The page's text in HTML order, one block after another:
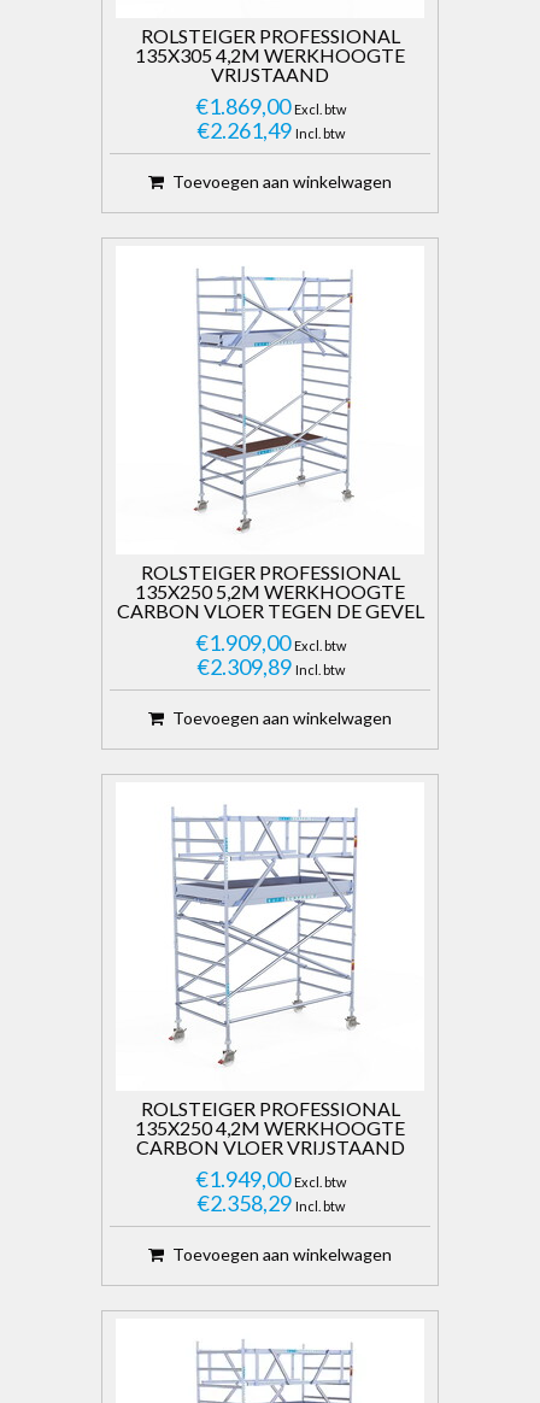
ROLSTEIGER PROFESSIONAL
135X305 4,2M WERKHOOGTE
VRIJSTAAND
€1.869,00 Excl. btw
€2.261,49 Incl. btw
Toevoegen aan winkelwagen
ROLSTEIGER PROFESSIONAL
135X250 5,2M WERKHOOGTE
CARBON VLOER TEGEN DE GEVEL
€1.909,00 Excl. btw
€2.309,89 Incl. btw
Toevoegen aan winkelwagen
ROLSTEIGER PROFESSIONAL
135X250 4,2M WERKHOOGTE
CARBON VLOER VRIJSTAAND
€1.949,00 Excl. btw
€2.358,29 Incl. btw
Toevoegen aan winkelwagen